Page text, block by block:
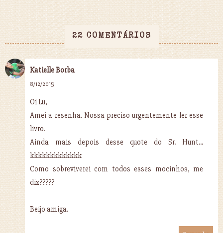
22 COMENTÁRIOS
Katielle Borba
8/12/2015
Oi Lu,
Amei a resenha. Nossa preciso urgentemente ler esse
livro.
Ainda mais depois desse quote do Sr. Hunt...
kkkkkkkkkkkkk
Como sobreviverei com todos esses mocinhos, me
diz?????
Beijo amiga.